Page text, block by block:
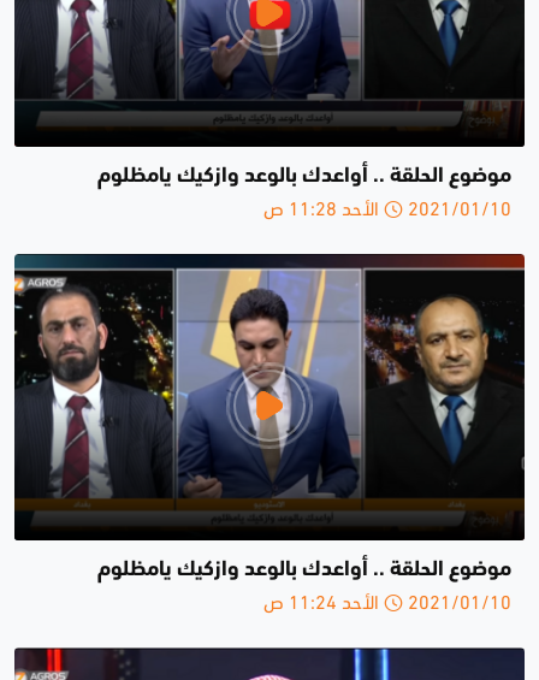
موضوع الحلقة .. أواعدك بالوعد وازكيك يامظلوم
2021/01/10 الأحد 11:28 ص
موضوع الحلقة .. أواعدك بالوعد وازكيك يامظلوم
2021/01/10 الأحد 11:24 ص